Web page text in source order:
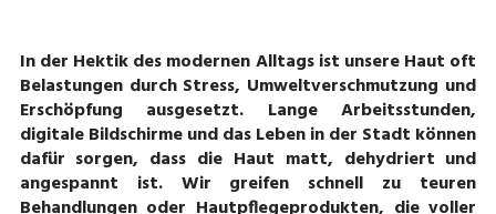
In der Hektik des modernen Alltags ist unsere Haut oft
Belastungen durch Stress, Umweltverschmutzung und
Erschöpfung ausgesetzt. Lange Arbeitsstunden,
digitale Bildschirme und das Leben in der Stadt können
dafür sorgen, dass die Haut matt, dehydriert und
angespannt ist. Wir greifen schnell zu teuren